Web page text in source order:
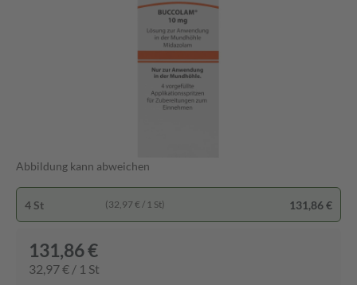
Abbildung kann abweichen
4 St (32,97 € / 1 St) 131,86 €
131,86 €
32,97 € / 1 St